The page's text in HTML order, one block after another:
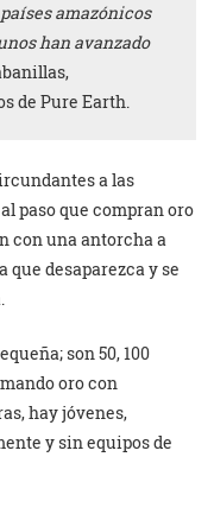
amazónicos
han avanzado
de Pure Earth.
a las
paso que compran oro
con una antorcha a
que desaparezca y se
son 50, 100
oro con
hay jóvenes,
y sin equipos de